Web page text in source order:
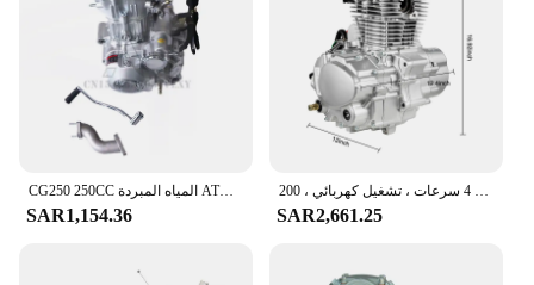
CG250 250CC المياه المبردة ATV المحرك الكهربائي بدء دليل مخلب 4 الجبهة و 1 عكس والعتاد ل ATV ، الذهاب كارت ، عربات التي تجرها الدواب
SAR1,154.36 SAR2,661.25